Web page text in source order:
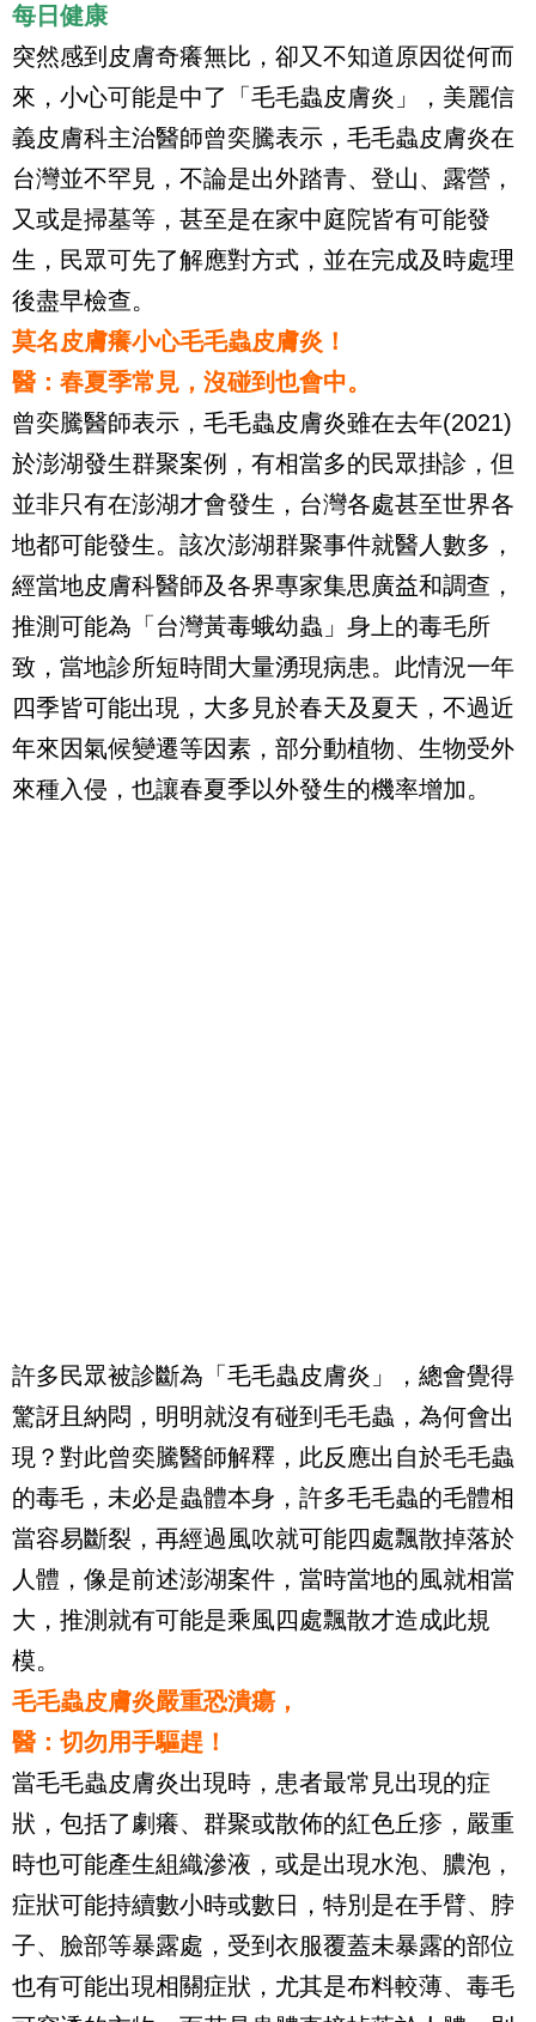
每日健康
突然感到皮膚奇癢無比，卻又不知道原因從何而
來，小心可能是中了「毛毛蟲皮膚炎」，美麗信
義皮膚科主治醫師曾奕騰表示，毛毛蟲皮膚炎在
台灣並不罕見，不論是出外踏青、登山、露營，
又或是掃墓等，甚至是在家中庭院皆有可能發
生，民眾可先了解應對方式，並在完成及時處理
後盡早檢查。
莫名皮膚癢小心毛毛蟲皮膚炎！
醫：春夏季常見，沒碰到也會中。
曾奕騰醫師表示，毛毛蟲皮膚炎雖在去年(2021)
於澎湖發生群聚案例，有相當多的民眾掛診，但
並非只有在澎湖才會發生，台灣各處甚至世界各
地都可能發生。該次澎湖群聚事件就醫人數多，
經當地皮膚科醫師及各界專家集思廣益和調查，
推測可能為「台灣黃毒蛾幼蟲」身上的毒毛所
致，當地診所短時間大量湧現病患。此情況一年
四季皆可能出現，大多見於春天及夏天，不過近
年來因氣候變遷等因素，部分動植物、生物受外
來種入侵，也讓春夏季以外發生的機率增加。
許多民眾被診斷為「毛毛蟲皮膚炎」，總會覺得
驚訝且納悶，明明就沒有碰到毛毛蟲，為何會出
現？對此曾奕騰醫師解釋，此反應出自於毛毛蟲
的毒毛，未必是蟲體本身，許多毛毛蟲的毛體相
當容易斷裂，再經過風吹就可能四處飄散掉落於
人體，像是前述澎湖案件，當時當地的風就相當
大，推測就有可能是乘風四處飄散才造成此規
模。
毛毛蟲皮膚炎嚴重恐潰瘍，
醫：切勿用手驅趕！
當毛毛蟲皮膚炎出現時，患者最常見出現的症
狀，包括了劇癢、群聚或散佈的紅色丘疹，嚴重
時也可能產生組織滲液，或是出現水泡、膿泡，
症狀可能持續數小時或數日，特別是在手臂、脖
子、臉部等暴露處，受到衣服覆蓋未暴露的部位
也有可能出現相關症狀，尤其是布料較薄、毒毛